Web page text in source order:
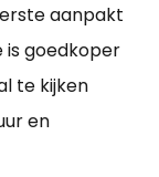
aanpakt
is goedkoper
te kijken
en